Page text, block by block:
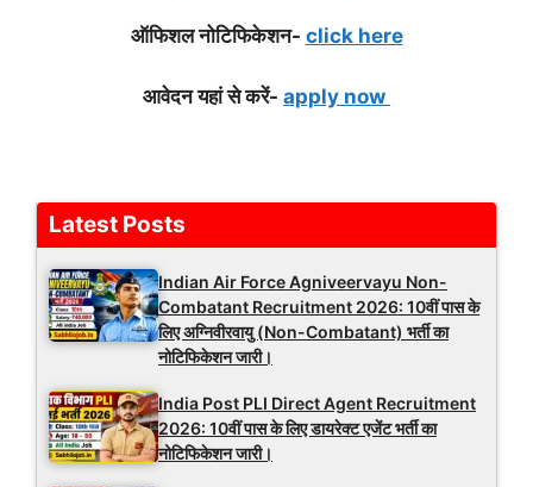
ऑफिशल नोटिफिकेशन- click here
आवेदन यहां से करें- apply now
Latest Posts
Indian Air Force Agniveervayu Non-
Combatant Recruitment 2026: 10वीं पास के
लिए अग्निवीरवायु (Non-Combatant) भर्ती का
नोटिफिकेशन जारी।
India Post PLI Direct Agent Recruitment
2026: 10वीं पास के लिए डायरेक्ट एजेंट भर्ती का
नोटिफिकेशन जारी।